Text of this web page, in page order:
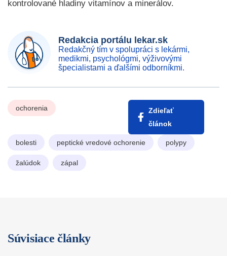
kontrolované hladiny vitamínov a minerálov.
Redakcia portálu lekar.sk
Redakčný tím v spolupráci s lekármi,
medikmi, psychológmi, výživovými
špecialistami a ďalšími odborníkmi.
ochorenia
Zdieľať
článok
bolesti peptické vredové ochorenie polypy
žalúdok zápal
Súvisiace články